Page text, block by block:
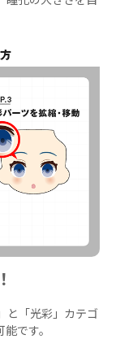
と「光彩」カテゴ
です。